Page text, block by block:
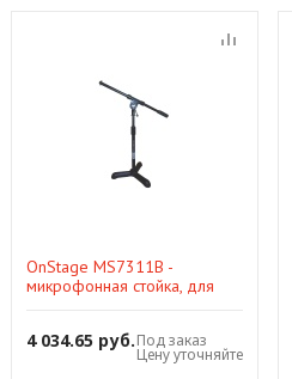
OnStage MS7311B -
микрофонная стойка, для
4 034.65 руб.Под заказ
Цену уточняйте